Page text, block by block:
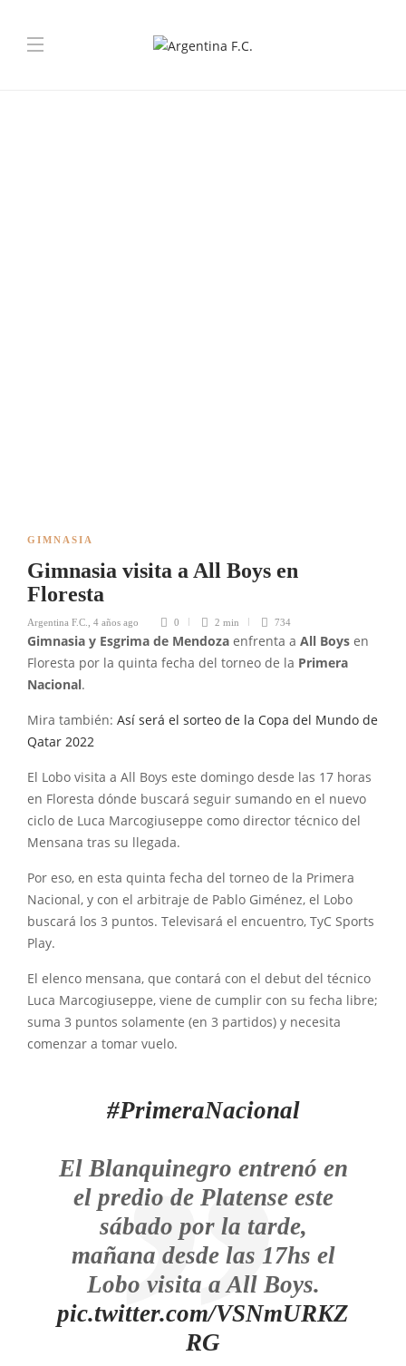
GIMNASIA
Gimnasia visita a All Boys en
Floresta
Argentina F.C. 4 años ago 0 2 min 734
Gimnasia y Esgrima de Mendoza enfrenta a All Boys en
Floresta por la quinta fecha del torneo de la Primera
Nacional.
Mira también: Así será el sorteo de la Copa del Mundo de
Qatar 2022
El Lobo visita a All Boys este domingo desde las 17 horas
en Floresta dónde buscará seguir sumando en el nuevo
ciclo de Luca Marcogiuseppe como director técnico del
Mensana tras su llegada.
Por eso, en esta quinta fecha del torneo de la Primera
Nacional, y con el arbitraje de Pablo Giménez, el Lobo
buscará los 3 puntos. Televisará el encuentro, TyC Sports
Play.
El elenco mensana, que contará con el debut del técnico
Luca Marcogiuseppe, viene de cumplir con su fecha libre;
suma 3 puntos solamente (en 3 partidos) y necesita
comenzar a tomar vuelo.
#PrimeraNacional
El Blanquinegro entrenó en
el predio de Platense este
sábado por la tarde,
mañana desde las 17hs el
Lobo visita a All Boys.
pic.twitter.com/VSNmURKZ
RG